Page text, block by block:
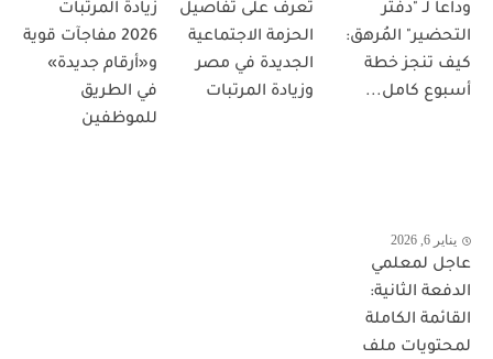
وداعاً لـ "دفتر
التحضير" المُرهق:
كيف تنجز خطة
أسبوع كامل...
تعرف على تفاصيل
الحزمة الاجتماعية
الجديدة في مصر
وزيادة المرتبات
زيادة المرتبات
2026 مفاجآت قوية
و«أرقام جديدة»
في الطريق
للموظفين
يناير 6, 2026
عاجل لمعلمي
الدفعة الثانية:
القائمة الكاملة
لمحتويات ملف